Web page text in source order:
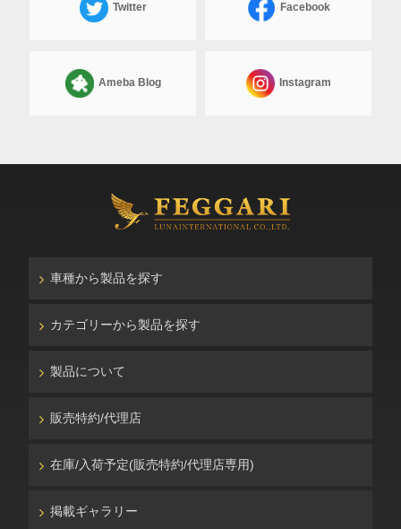
Twitter Facebook
Ameba Blog Instagram
車種から製品を探す
カテゴリーから製品を探す
製品について
販売特約/代理店
在庫/入荷予定(販売特約/代理店専用)
掲載ギャラリー